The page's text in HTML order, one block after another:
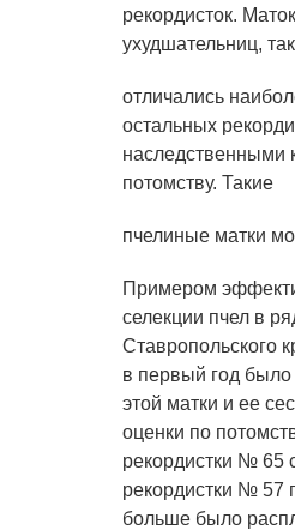
рекордисток.
ухудшательниц,
отличались
остальных
наследственными
потомству. Такие
пчелиные матки
Примером
селекции пчел в
Ставропольского
в первый год было
этой матки и ее
оценки по
рекордистки № 65
рекордистки № 57
больше было